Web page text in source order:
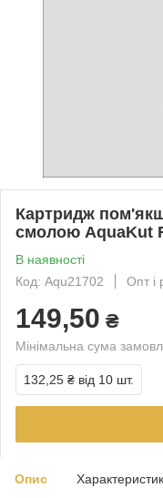
Картридж
смолою AquaKut
В наявності
Код: Aqu21702
Опт і
149,50 ₴
Мінімальна сума
132,25 ₴ від 10 шт.
Опис